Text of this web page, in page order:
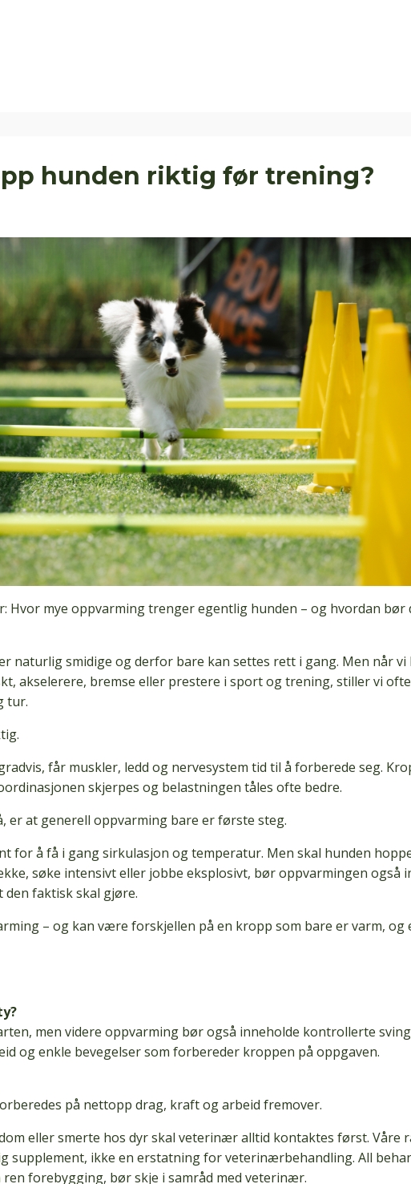
hunden riktig før trening?
Hvor mye oppvarming trenger egentlig hunden – og hvordan bør
naturlig smidige og derfor bare kan settes rett i gang. Men når vi
akselerere, bremse eller prestere i sport og trening, stiller vi
tur.
får muskler, ledd og nervesystem tid til å forberede seg.
skjerpes og belastningen tåles ofte bedre.
er at generell oppvarming bare er første steg.
for å få i gang sirkulasjon og temperatur. Men skal hunden
søke intensivt eller jobbe eksplosivt, bør oppvarmingen også
den faktisk skal gjøre.
– og kan være forskjellen på en kropp som bare er varm, og
men videre oppvarming bør også inneholde kontrollerte
og enkle bevegelser som forbereder kroppen på oppgaven.
på nettopp drag, kraft og arbeid fremover.
eller smerte hos dyr skal veterinær alltid kontaktes først. Våre
supplement, ikke en erstatning for veterinærbehandling. All
forebygging, bør skje i samråd med veterinær.